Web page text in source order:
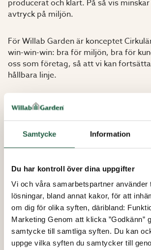
Samtycke Information
Du har kontroll över dina uppgifter
Vi och våra samarbetspartner använder
lösningar, bland annat kakor, för att
om dig för olika syften, däribland:
Marketing Genom att klicka ”Godkänn”
samtycke till samtliga syften. Du kan
uppge vilka syften du samtycker till
producerat och klart. På så vis
avtryck på miljön.
För Willab Garden är konceptet
win-win-win: bra för miljön, bra för
oss som företag, så att vi kan
hållbara linje.
Välkommen in till vår Cirkuläraffär,
TILL CIRKULÄRAFFÄR